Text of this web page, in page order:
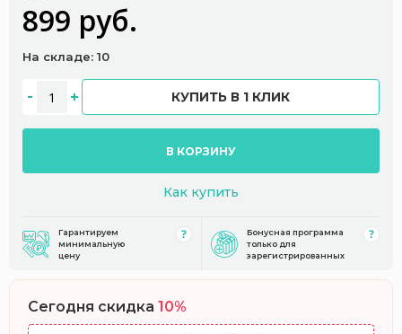
899 руб.
На складе: 10
КУПИТЬ В 1 КЛИК
В КОРЗИНУ
Как купить
Гарантируем
минимальную
цену
Бонусная программа
только для
зарегистрированных
Сегодня скидка 10%